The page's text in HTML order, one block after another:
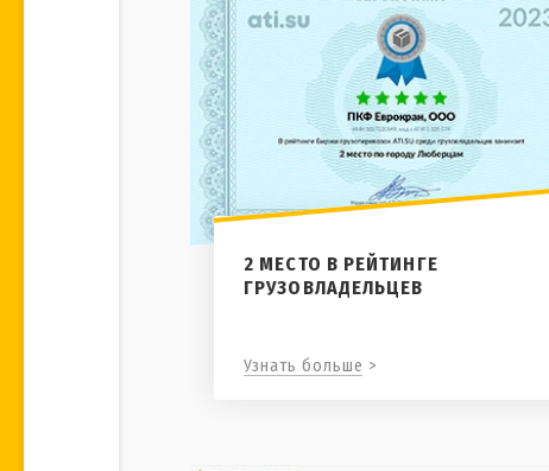
2 МЕСТО В РЕЙТИНГЕ
ГРУЗОВЛАДЕЛЬЦЕВ
Узнать больше >